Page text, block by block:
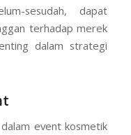
sesudah, dapat
terhadap merek
dalam strategi
event kosmetik